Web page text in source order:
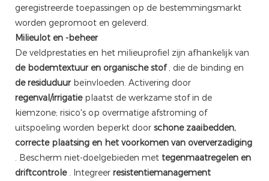
geregistreerde toepassingen op de bestemmingsmarkt
worden gepromoot en geleverd.
Milieulot en -beheer
De veldprestaties en het milieuprofiel zijn afhankelijk van
de bodemtextuur en organische stof, die de binding en
de residuduurbeïnvloeden. Activering door
regenval/irrigatieplaatst de werkzame stof in de
kiemzone; risico's op overmatige afstroming of
uitspoeling worden beperkt door schone zaaibedden,
correcte plaatsing en het voorkomen van oververzadiging
. Bescherm niet-doelgebieden met tegenmaatregelen en
driftcontrole. Integreer resistentiemanagement